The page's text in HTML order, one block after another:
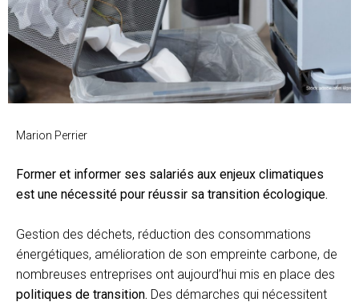
Marion Perrier
Former et informer ses salariés aux enjeux climatiques
est une nécessité pour réussir sa transition écologique.
Gestion des déchets, réduction des consommations
énergétiques, amélioration de son empreinte carbone, de
nombreuses entreprises ont aujourd’hui mis en place des
politiques de transition. Des démarches qui nécessitent